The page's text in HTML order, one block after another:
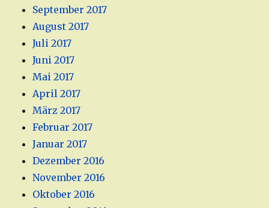
September 2017
August 2017
Juli 2017
Juni 2017
Mai 2017
April 2017
März 2017
Februar 2017
Januar 2017
Dezember 2016
November 2016
Oktober 2016